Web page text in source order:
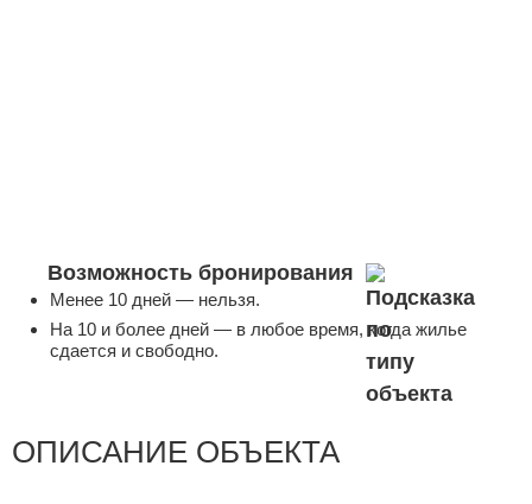
Возможность бронирования
Менее 10 дней — нельзя.
На 10 и более дней — в любое время, когда жилье
сдается и свободно.
ОПИСАНИЕ ОБЪЕКТА